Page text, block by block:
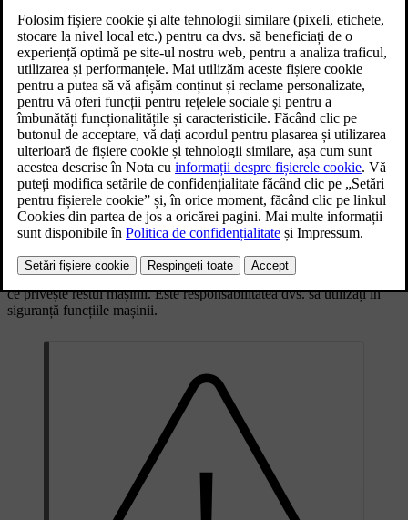
Secțiunea Siguranța prezintă funcțiile concepute să reducă pericolul
de vătămare gravă în eventualitatea unei coliziuni. Funcțiile de
siguranță includ centurile de siguranță, airbagurile, scaunele pentru
copii și alte componente sau funcții, care ajută la salvarea vieții
atunci când sunt utilizate corect.
Mașina a fost proiectată să susțină și să ofere condiții pentru
utilizarea sa în siguranță. Funcțiile de siguranță nu înlocuiesc
niciodată nevoia de practică sigură a utilizatorului. Acest lucru este
valabil atât pentru funcțiile legate direct de siguranță, dar și în ceea
ce privește restul mașinii. Este responsabilitatea dvs. să utilizați în
siguranță funcțiile mașinii.